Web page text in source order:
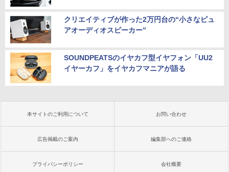
クリエイティブが作った2万円台の“小さなピュ
アオーディオスピーカー”
SOUNDPEATSのイヤカフ型イヤフォン「UU2
イヤーカフ」をイヤカフマニアが語る
本サイトのご利用について お問い合わせ
広告掲載のご案内 編集部へのご連絡
プライバシーポリシー 会社概要